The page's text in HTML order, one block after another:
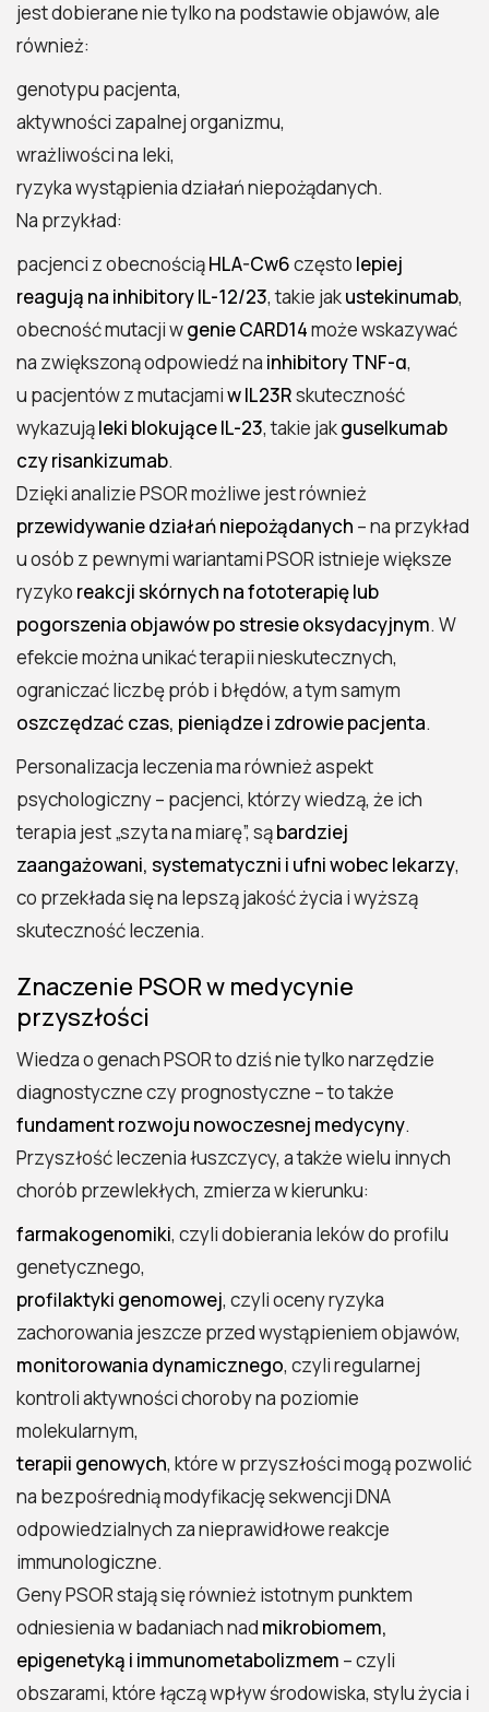
jest dobierane nie tylko na podstawie objawów, ale
również:
genotypu pacjenta,
aktywności zapalnej organizmu,
wrażliwości na leki,
ryzyka wystąpienia działań niepożądanych.
Na przykład:
pacjenci z obecnościąHLA-Cw6często lepiej
reagują na inhibitory IL-12/23, takie jakustekinumab,
obecność mutacji wgenie CARD14może wskazywać
na zwiększoną odpowiedź na inhibitory TNF-α,
u pacjentów z mutacjamiw IL23Rskuteczność
wykazująleki blokujące IL-23, takie jakguselkumab
czy risankizumab.
Dzięki analizie PSOR możliwe jest również
przewidywanie działań niepożądanych – na przykład
u osób z pewnymi wariantami PSOR istnieje większe
ryzyko reakcji skórnych na fototerapię lub
pogorszenia objawów po stresie oksydacyjnym. W
efekcie można unikać terapii nieskutecznych,
ograniczać liczbę prób i błędów, a tym samym
oszczędzać czas, pieniądze i zdrowie pacjenta.
Personalizacja leczenia ma również aspekt
psychologiczny – pacjenci, którzy wiedzą, że ich
terapia jest „szyta na miarę”, sąbardziej
zaangażowani, systematyczni i ufni wobec lekarzy,
co przekłada się na lepszą jakość życia i wyższą
skuteczność leczenia.
Znaczenie PSOR w medycynie
przyszłości
Wiedza o genach PSOR to dziś nie tylko narzędzie
diagnostyczne czy prognostyczne – to także
fundament rozwoju nowoczesnej medycyny.
Przyszłość leczenia łuszczycy, a także wielu innych
chorób przewlekłych, zmierza w kierunku:
farmakogenomiki, czyli dobierania leków do profilu
genetycznego,
profilaktyki genomowej, czyli oceny ryzyka
zachorowania jeszcze przed wystąpieniem objawów,
monitorowania dynamicznego, czyli regularnej
kontroli aktywności choroby na poziomie
molekularnym,
terapii genowych, które w przyszłości mogą pozwolić
na bezpośrednią modyfikację sekwencji DNA
odpowiedzialnych za nieprawidłowe reakcje
immunologiczne.
Geny PSOR stają się również istotnym punktem
odniesienia w badaniach nad mikrobiomem,
epigenetyką i immunometabolizmem – czyli
obszarami, które łączą wpływ środowiska, stylu życia i